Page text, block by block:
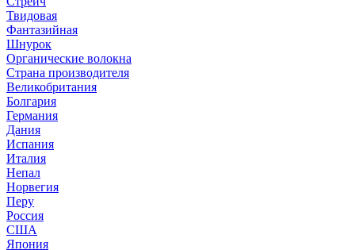
Твидовая
Фантазийная
Шнурок
Органические волокна
Страна производителя
Великобритания
Болгария
Германия
Дания
Испания
Италия
Непал
Норвегия
Перу
Россия
США
Япония